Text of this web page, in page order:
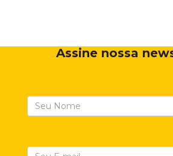
Assine nossa